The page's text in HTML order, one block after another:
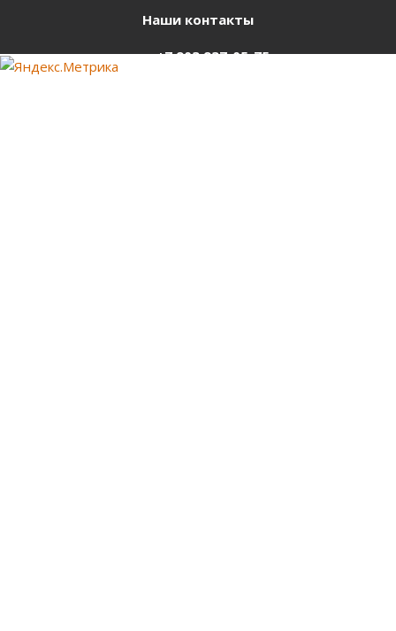
Наши контакты
+7 903 937-05-75